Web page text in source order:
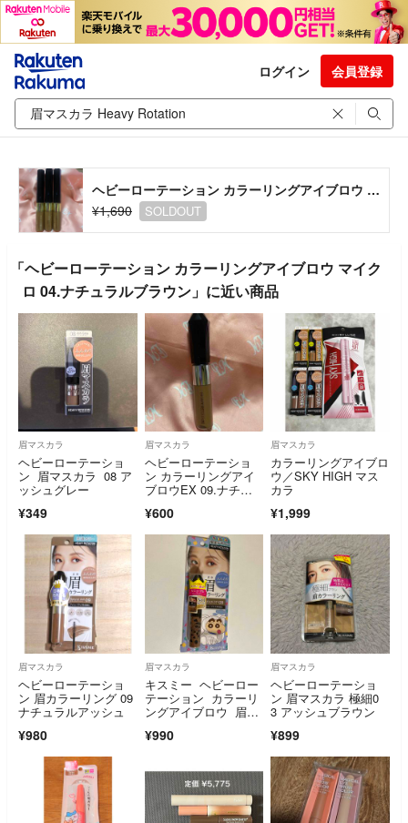
ログイン 会員登録
ヘビーローテーション カラーリングアイブロウ マイクロ 04.ナチュラルブラウン
¥1,690
SOLDOUT
「ヘビーローテーション カラーリングアイブロウ マイク
ロ 04.ナチュラルブラウン」に近い商品
眉マスカラ
ヘビーローテーショ
ン 眉マスカラ 08 ア
ッシュグレー
¥349
眉マスカラ
ヘビーローテーショ
ン カラーリングアイ
ブロウEX 09.ナチュ
¥600
眉マスカラ
カラーリングアイブロ
ウ／SKY HIGH マス
カラ
¥1,999
眉マスカラ
ヘビーローテーショ
ン 眉カラーリング 09
ナチュラルアッシュ
¥980
眉マスカラ
キスミー ヘビーロー
テーション カラーリ
ングアイブロウ 眉マ
¥990
眉マスカラ
ヘビーローテーショ
ン 眉マスカラ 極細0
3 アッシュブラウン
¥899